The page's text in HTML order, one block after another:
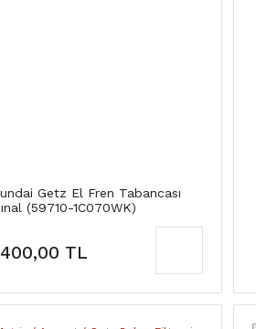
Getz El Fren Tabancası
(59710-1C070WK)
TL